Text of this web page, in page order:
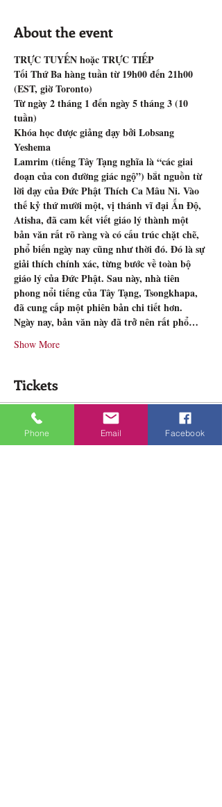
About the event
TRỰC TUYẾN hoặc TRỰC TIẾP
Tối Thứ Ba hàng tuần từ 19h00 đến 21h00
(EST, giờ Toronto)
Từ ngày 2 tháng 1 đến ngày 5 tháng 3 (10
tuần)
Khóa học được giảng dạy bởi Lobsang
Yeshema
Lamrim (tiếng Tây Tạng nghĩa là “các giai
đoạn của con đường giác ngộ”) bắt nguồn từ
lời dạy của Đức Phật Thích Ca Mâu Ni. Vào
thế kỷ thứ mười một, vị thánh vĩ đại Ấn Độ,
Atisha, đã cam kết viết giáo lý thành một
bản văn rất rõ ràng và có cấu trúc chặt chẽ,
phổ biến ngày nay cũng như thời đó. Đó là sự
giải thích chính xác, từng bước về toàn bộ
giáo lý của Đức Phật. Sau này, nhà tiên
phong nổi tiếng của Tây Tạng, Tsongkhapa,
đã cung cấp một phiên bản chi tiết hơn.
Ngày nay, bản văn này đã trở nên rất phổ…
Show More
Tickets
Sale ended
Phone Email Facebook